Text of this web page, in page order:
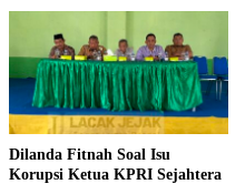
Dilanda Fitnah Soal Isu
Korupsi Ketua KPRI Sejahtera